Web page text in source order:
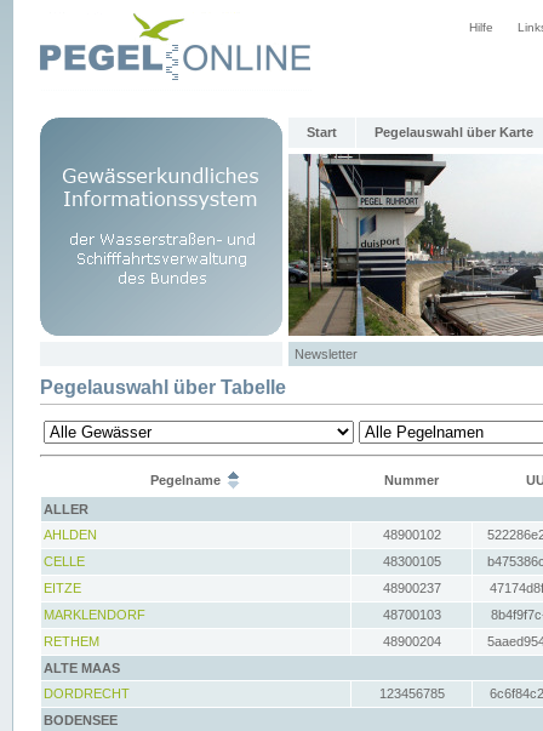
Hilfe
Start Pegelauswahl über Karte
Newsletter
Pegelauswahl über Tabelle
Pegelname Nummer
ALLER
AHLDEN
48900102
CELLE
48300105
EITZE
48900237
MARKLENDORF
48700103
RETHEM
48900204
ALTE MAAS
DORDRECHT
123456785
BODENSEE